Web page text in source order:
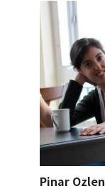
Pinar Ozlen